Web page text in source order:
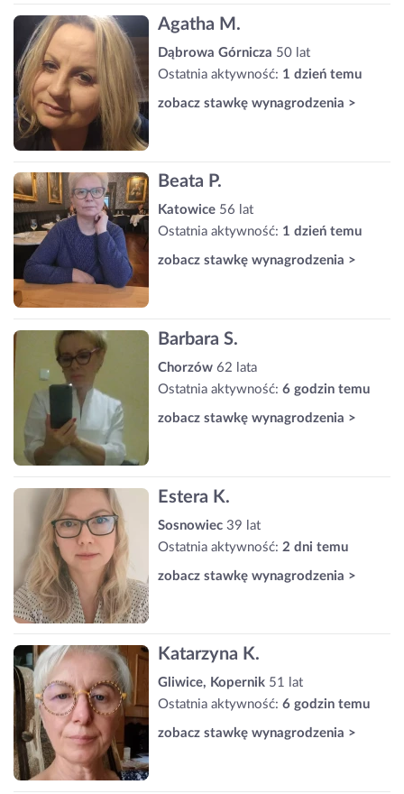
Agatha M.
Dąbrowa Górnicza 50 lat
Ostatnia aktywność: 1 dzień temu
zobacz stawkę wynagrodzenia >
Beata P.
Katowice 56 lat
Ostatnia aktywność: 1 dzień temu
zobacz stawkę wynagrodzenia >
Barbara S.
Chorzów 62 lata
Ostatnia aktywność: 6 godzin temu
zobacz stawkę wynagrodzenia >
Estera K.
Sosnowiec 39 lat
Ostatnia aktywność: 2 dni temu
zobacz stawkę wynagrodzenia >
Katarzyna K.
Gliwice, Kopernik 51 lat
Ostatnia aktywność: 6 godzin temu
zobacz stawkę wynagrodzenia >